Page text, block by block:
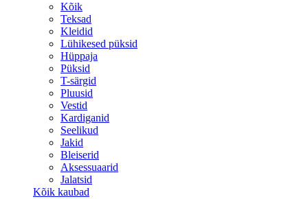
Kõik
Teksad
Kleidid
Lühikesed püksid
Hüppaja
Püksid
T-särgid
Pluusid
Vestid
Kardiganid
Seelikud
Jakid
Bleiserid
Aksessuaarid
Jalatsid
Kõik kaubad